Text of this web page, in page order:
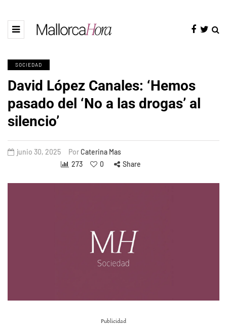
SOCIEDAD
David López Canales: ‘Hemos
pasado del ‘No a las drogas’ al
silencio’
junio 30, 2025 PorCaterina Mas
273
0 Share
Publicidad